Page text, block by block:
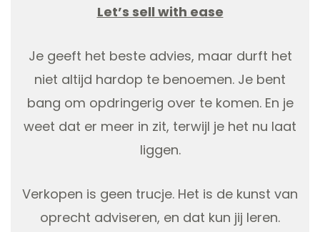
Let’s sell with ease
Je geeft het beste advies, maar durft het
niet altijd hardop te benoemen. Je bent
bang om opdringerig over te komen. En je
weet dat er meer in zit, terwijl je het nu laat
liggen.
Verkopen is geen trucje. Het is de kunst van
oprecht adviseren, en dat kun jij leren.